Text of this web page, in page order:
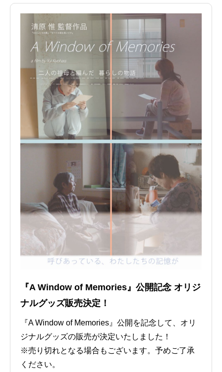
『A Window of Memories』公開記念 オリジ
ナルグッズ販売決定！
『A Window of Memories』公開を記念して、オリ
ジナルグッズの販売が決定いたしました！
※売り切れとなる場合もございます。予めご了承
ください。